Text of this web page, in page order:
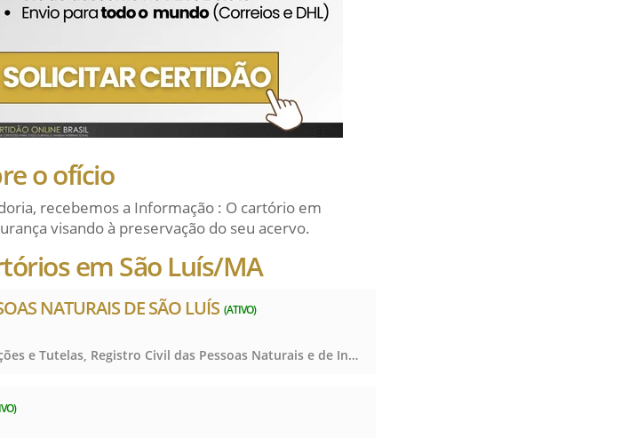
o ofício
recebemos a Informação : O cartório em
visando à preservação do seu acervo.
em São Luís/MA
NATURAIS DE SÃO LUÍS (ATIVO)
Registro Civil das Pessoas Naturais e de Interdições e Tutelas, Registro Civil das Pessoas Naturais e de Interdições e Tutelas, Registro Civil das Pessoas Naturais e de Interdições e Tutelas, Registro Civil das Pessoas Naturais e de Interdições e Tutelas